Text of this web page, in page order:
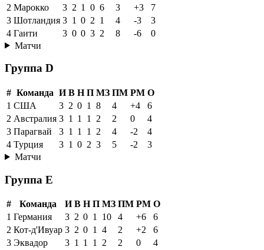
2 Марокко 3 2 1 0 6 3 +3
7
3 Шотландия 3 1 0 2 1 4 -3
3
4 Гаити 3 0 0 3 2 8 -6
0
Матчи
Группа D
# Команда И В Н П МЗ ПМ РМ О
1 США 3 2 0 1 8 4 +4
6
2 Австралия 3 1 1 1 2 2 0
4
3 Парагвай 3 1 1 1 2 4 -2
4
4 Турция 3 1 0 2 3 5 -2
3
Матчи
Группа E
# Команда И В Н П МЗ ПМ РМ О
1 Германия 3 2 0 1 10 4 +6
6
2 Кот-д'Ивуар 3 2 0 1 4 2 +2
6
3 Эквадор 3 1 1 1 2 2 0 4